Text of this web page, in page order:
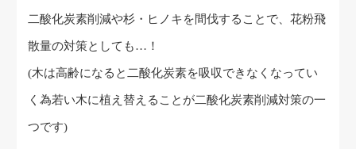
二酸化炭素削減や杉・ヒノキを間伐することで、花粉飛
散量の対策としても…！
(木は高齢になると二酸化炭素を吸収できなくなってい
く為若い木に植え替えることが二酸化炭素削減対策の一
つです)